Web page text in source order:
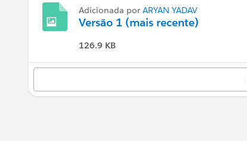
Adicionada por ARYAN YADAV
Versão 1 (mais recente)
126.9 KB